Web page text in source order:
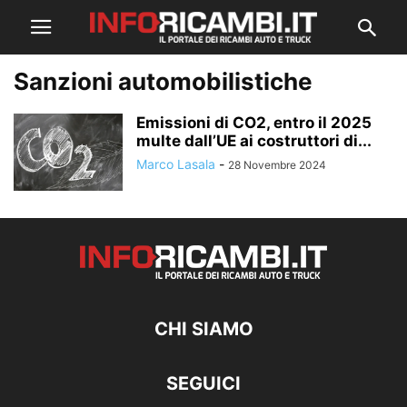
Sanzioni automobilistiche
Emissioni di CO2, entro il 2025
multe dall’UE ai costruttori di...
Marco Lasala - 28 Novembre 2024
CHI SIAMO
SEGUICI